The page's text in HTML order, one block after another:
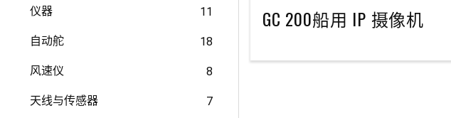
仪器 11
自动舵 18
风速仪 8
天线与传感器 7
GC 200船用 IP 摄像机